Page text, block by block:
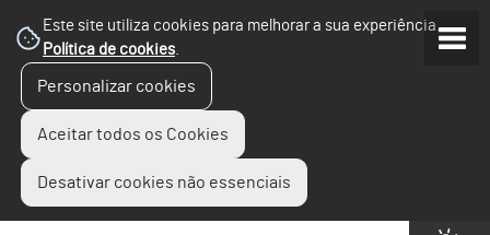
Este site utiliza cookies para melhorar a sua experiência.
Política de cookies.
Personalizar cookies
Aceitar todos os Cookies
Desativar cookies não essenciais